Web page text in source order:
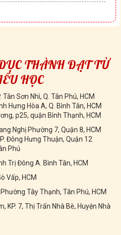
THÀNH ĐẠT TỪ
HỌC
Sơn Nhì, Q. Tân Phú, HCM
Hưng Hòa A, Q. Bình Tân, HCM
p25, quận Bình Thạnh, HCM
Nghị Phường 7, Quận 8, HCM
Đông Hưng Thuận, Quận 12
Phú
Trị Đông A. Bình Tân, HCM
Vấp, HCM
Tây Thạnh, Tân Phú, HCM
KP. 7, Thị Trấn Nhà Bè, Huyện Nhà